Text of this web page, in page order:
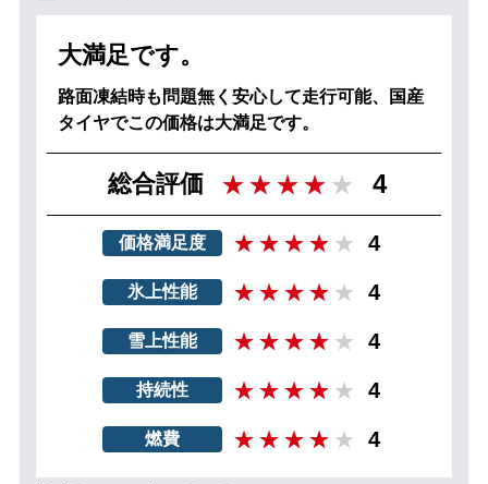
大満足です。
路面凍結時も問題無く安心して走行可能、国産
タイヤでこの価格は大満足です。
総合評価 4
価格満足度 4
氷上性能 4
雪上性能 4
持続性 4
燃費 4